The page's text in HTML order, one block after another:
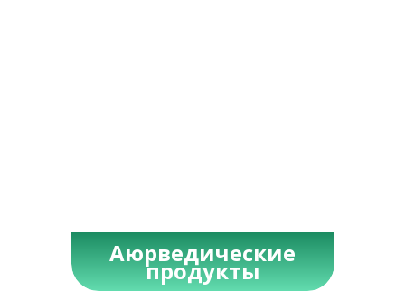
Аюрведические
продукты